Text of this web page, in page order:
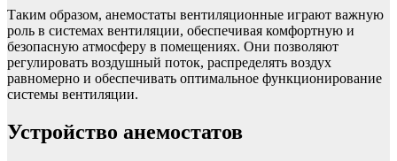
Таким образом, анемостаты вентиляционные играют важную
роль в системах вентиляции, обеспечивая комфортную и
безопасную атмосферу в помещениях. Они позволяют
регулировать воздушный поток, распределять воздух
равномерно и обеспечивать оптимальное функционирование
системы вентиляции.
Устройство анемостатов